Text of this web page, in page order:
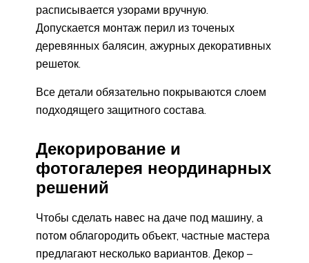
расписывается узорами вручную.
Допускается монтаж перил из точеных
деревянных балясин, ажурных декоративных
решеток.
Все детали обязательно покрываются слоем
подходящего защитного состава.
Декорирование и
фотогалерея неординарных
решений
Чтобы сделать навес на даче под машину, а
потом облагородить объект, частные мастера
предлагают несколько вариантов. Декор –